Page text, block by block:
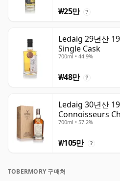
₩25만 ?
Ledaig 29년산
Single Cask
700ml • 44.9%
₩48만 ?
Ledaig 30년산
Connoisseurs
700ml • 57.2%
₩105만 ?
TOBERMORY 구매처